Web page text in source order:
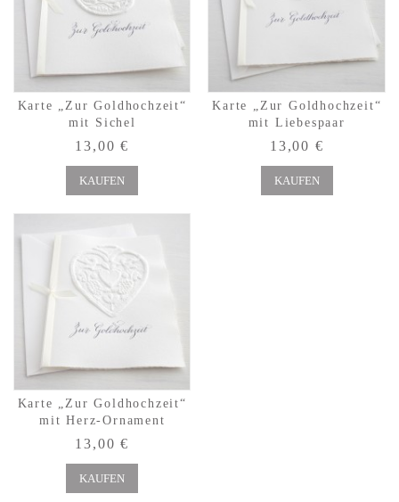
Karte „Zur Goldhochzeit“
mit Sichel
13,00 €
KAUFEN
Karte „Zur Goldhochzeit“
mit Liebespaar
13,00 €
KAUFEN
Karte „Zur Goldhochzeit“
mit Herz-Ornament
13,00 €
KAUFEN